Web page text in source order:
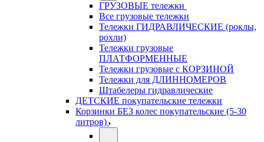
ГРУЗОВЫЕ тележки
Все грузовые тележки
Тележки ГИДРАВЛИЧЕСКИЕ (роклы,
рохли)
Тележки грузовые
ПЛАТФОРМЕННЫЕ
Тележки грузовые с КОРЗИНОЙ
Тележки для ДЛИННОМЕРОВ
Штабелеры гидравлические
ДЕТСКИЕ покупательские тележки
Корзинки БЕЗ колес покупательские (5-30
литров)